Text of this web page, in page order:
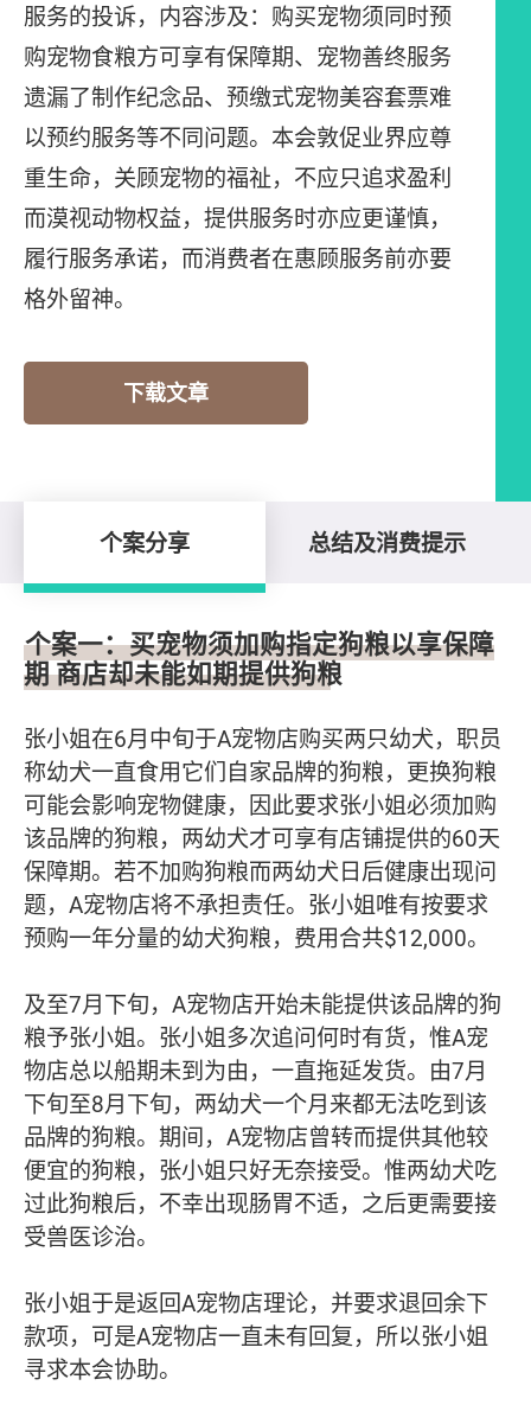
服务的投诉，内容涉及：购买宠物须同时预
购宠物食粮方可享有保障期、宠物善终服务
遗漏了制作纪念品、预缴式宠物美容套票难
以预约服务等不同问题。本会敦促业界应尊
重生命，关顾宠物的福祉，不应只追求盈利
而漠视动物权益，提供服务时亦应更谨慎，
履行服务承诺，而消费者在惠顾服务前亦要
格外留神。
下载文章
个案分享 总结及消费提示
个案分享
个案一：买宠物须加购指定狗粮以享保障
期 商店却未能如期提供狗粮
张小姐在6月中旬于A宠物店购买两只幼犬，职员
称幼犬一直食用它们自家品牌的狗粮，更换狗粮
可能会影响宠物健康，因此要求张小姐必须加购
该品牌的狗粮，两幼犬才可享有店铺提供的60天
保障期。若不加购狗粮而两幼犬日后健康出现问
题，A宠物店将不承担责任。张小姐唯有按要求
预购一年分量的幼犬狗粮，费用合共$12,000。
及至7月下旬，A宠物店开始未能提供该品牌的狗
粮予张小姐。张小姐多次追问何时有货，惟A宠
物店总以船期未到为由，一直拖延发货。由7月
下旬至8月下旬，两幼犬一个月来都无法吃到该
品牌的狗粮。期间，A宠物店曾转而提供其他较
便宜的狗粮，张小姐只好无奈接受。惟两幼犬吃
过此狗粮后，不幸出现肠胃不适，之后更需要接
受兽医诊治。
张小姐于是返回A宠物店理论，并要求退回余下
款项，可是A宠物店一直未有回复，所以张小姐
寻求本会协助。